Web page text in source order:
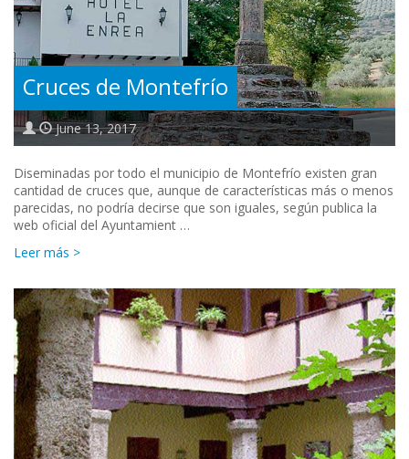
Cruces de Montefrío
June 13, 2017
Diseminadas por todo el municipio de Montefrío existen gran
cantidad de cruces que, aunque de características más o menos
parecidas, no podría decirse que son iguales, según publica la
web oficial del Ayuntamient …
Leer más >